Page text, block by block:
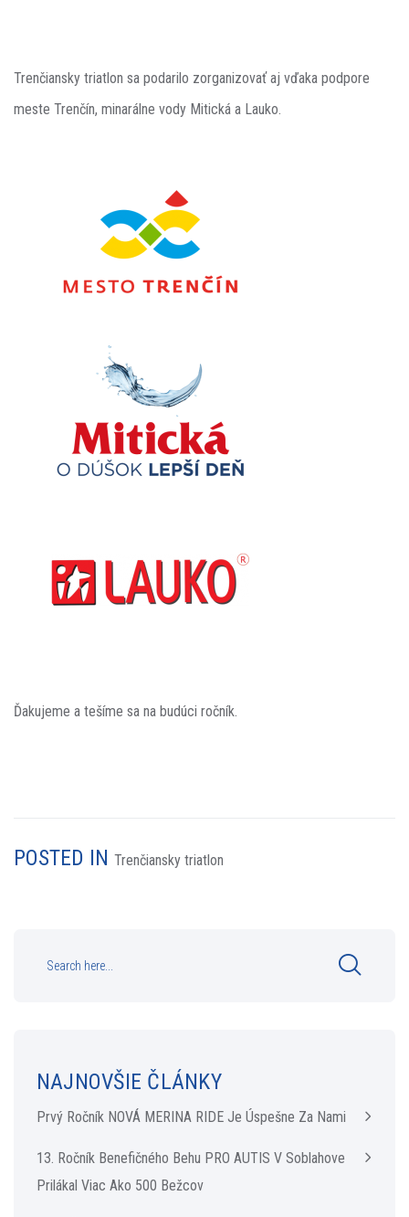
Trenčiansky triatlon sa podarilo zorganizovať aj vďaka podpore
meste Trenčín, minarálne vody Mitická a Lauko.
Ďakujeme a tešíme sa na budúci ročník.
POSTED IN Trenčiansky triatlon
NAJNOVŠIE ČLÁNKY
Prvý Ročník NOVÁ MERINA RIDE Je Úspešne Za Nami
13. Ročník Benefičného Behu PRO AUTIS V Soblahove
Prilákal Viac Ako 500 Bežcov